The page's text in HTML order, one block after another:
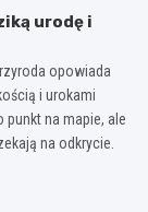
urodę i
opowiada
i urokami
punkt na mapie, ale
na odkrycie.